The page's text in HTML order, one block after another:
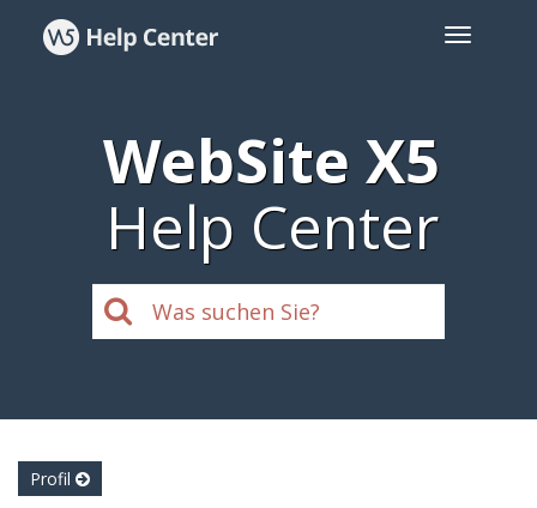
WebSite X5
Help Center
Profil